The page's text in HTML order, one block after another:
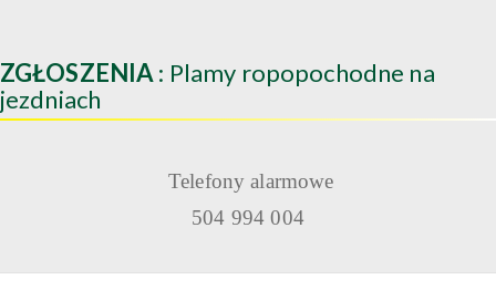
ZGŁOSZENIA : Plamy ropopochodne na
jezdniach
Telefony alarmowe
504 994 004